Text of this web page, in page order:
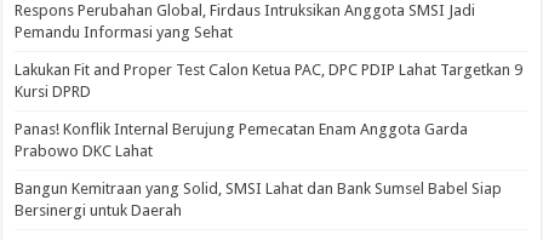
Respons Perubahan Global, Firdaus Intruksikan Anggota SMSI Jadi
Pemandu Informasi yang Sehat
Lakukan Fit and Proper Test Calon Ketua PAC, DPC PDIP Lahat Targetkan 9
Kursi DPRD
Panas! Konflik Internal Berujung Pemecatan Enam Anggota Garda
Prabowo DKC Lahat
Bangun Kemitraan yang Solid, SMSI Lahat dan Bank Sumsel Babel Siap
Bersinergi untuk Daerah